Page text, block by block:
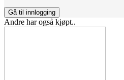
Gå til innlogging
Andre har også kjøpt..